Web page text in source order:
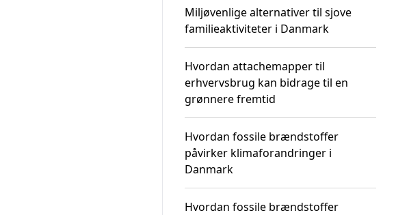
Miljøvenlige alternativer til sjove
familieaktiviteter i Danmark
Hvordan attachemapper til
erhvervsbrug kan bidrage til en
grønnere fremtid
Hvordan fossile brændstoffer
påvirker klimaforandringer i
Danmark
Hvordan fossile brændstoffer